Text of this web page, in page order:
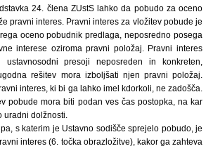
24. člena ZUstS lahko da pobudo za oceno
pravni interes. Pravni interes za vložitev pobude je
oceno pobudnik predlaga, neposredno posega
interese oziroma pravni položaj. Pravni interes
presoji neposreden in konkreten,
rešitev mora izboljšati njen pravni položaj.
interes, ki bi ga lahko imel kdorkoli, ne zadošča.
pobude mora biti podan ves čas postopka, na kar
uradni dolžnosti.
s katerim je Ustavno sodišče sprejelo pobudo, je
interes (6. točka obrazložitve), kakor ga zahteva